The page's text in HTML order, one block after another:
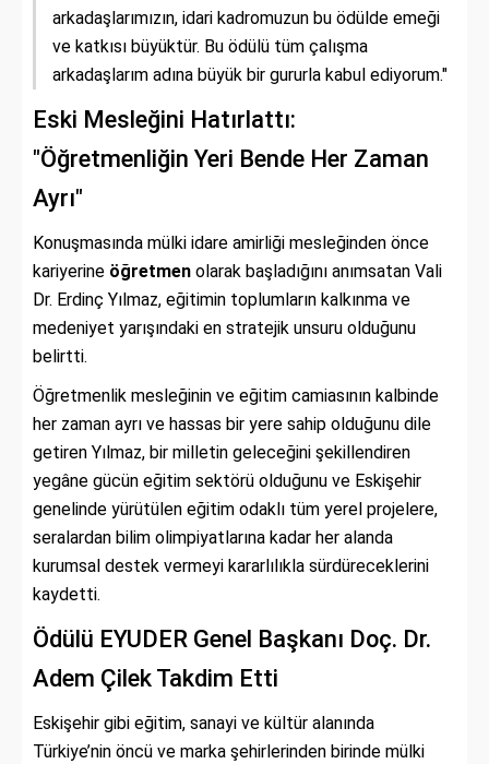
arkadaşlarımızın, idari kadromuzun bu ödülde emeği
ve katkısı büyüktür. Bu ödülü tüm çalışma
arkadaşlarım adına büyük bir gururla kabul ediyorum."
Eski Mesleğini Hatırlattı:
"Öğretmenliğin Yeri Bende Her Zaman
Ayrı"
Konuşmasında mülki idare amirliği mesleğinden önce
kariyerine öğretmen olarak başladığını anımsatan Vali
Dr. Erdinç Yılmaz, eğitimin toplumların kalkınma ve
medeniyet yarışındaki en stratejik unsuru olduğunu
belirtti.
Öğretmenlik mesleğinin ve eğitim camiasının kalbinde
her zaman ayrı ve hassas bir yere sahip olduğunu dile
getiren Yılmaz, bir milletin geleceğini şekillendiren
yegâne gücün eğitim sektörü olduğunu ve Eskişehir
genelinde yürütülen eğitim odaklı tüm yerel projelere,
seralardan bilim olimpiyatlarına kadar her alanda
kurumsal destek vermeyi kararlılıkla sürdüreceklerini
kaydetti.
Ödülü EYUDER Genel Başkanı Doç. Dr.
Adem Çilek Takdim Etti
Eskişehir gibi eğitim, sanayi ve kültür alanında
Türkiye’nin öncü ve marka şehirlerinden birinde mülki